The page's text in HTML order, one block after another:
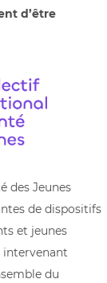
d’être
des Jeunes
de dispositifs
et jeunes
intervenant
du